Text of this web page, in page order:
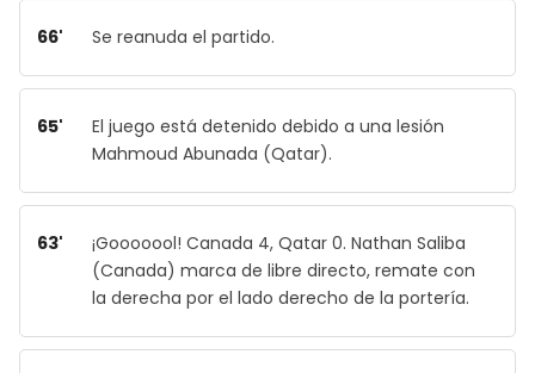
66' Se reanuda el partido.
65'
El juego está detenido debido a una lesión
Mahmoud Abunada (Qatar).
63'
¡Gooooool! Canada 4, Qatar 0. Nathan Saliba
(Canada) marca de libre directo, remate con
la derecha por el lado derecho de la portería.